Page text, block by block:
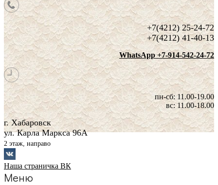
+7(4212) 25-24-72
+7(4212) 41-40-13
WhatsApp +7-914-542-24-72
пн-сб: 11.00-19.00
вс: 11.00-18.00
г. Хабаровск
ул. Карла Маркса 96А
2 этаж, направо
Наша страничка ВК
Меню